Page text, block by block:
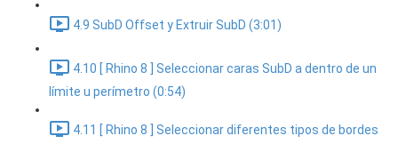
4.9 SubD Offset y Extruir SubD (3:01)
4.10 [ Rhino 8 ] Seleccionar caras SubD a dentro de un
límite u perímetro (0:54)
4.11 [ Rhino 8 ] Seleccionar diferentes tipos de bordes